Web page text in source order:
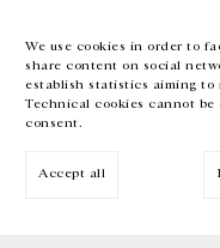
We use cookies in order to
share content on social
establish statistics aiming to
Technical cookies cannot
consent.
Accept all
EN FR 中文 Facebook
Inscrivez-vous à notre newsletter